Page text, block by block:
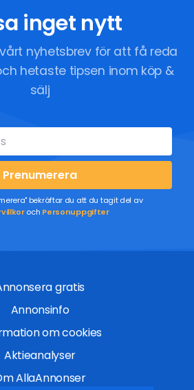
inget nytt
nyhetsbrev för att få reda
hetaste tipsen inom köp &
sälj
Prenumerera
bekräftar du att du tagit del av
och Personuppgifter
gratis
Annonsinfo
om cookies
Aktieanalyser
AllaAnnonser